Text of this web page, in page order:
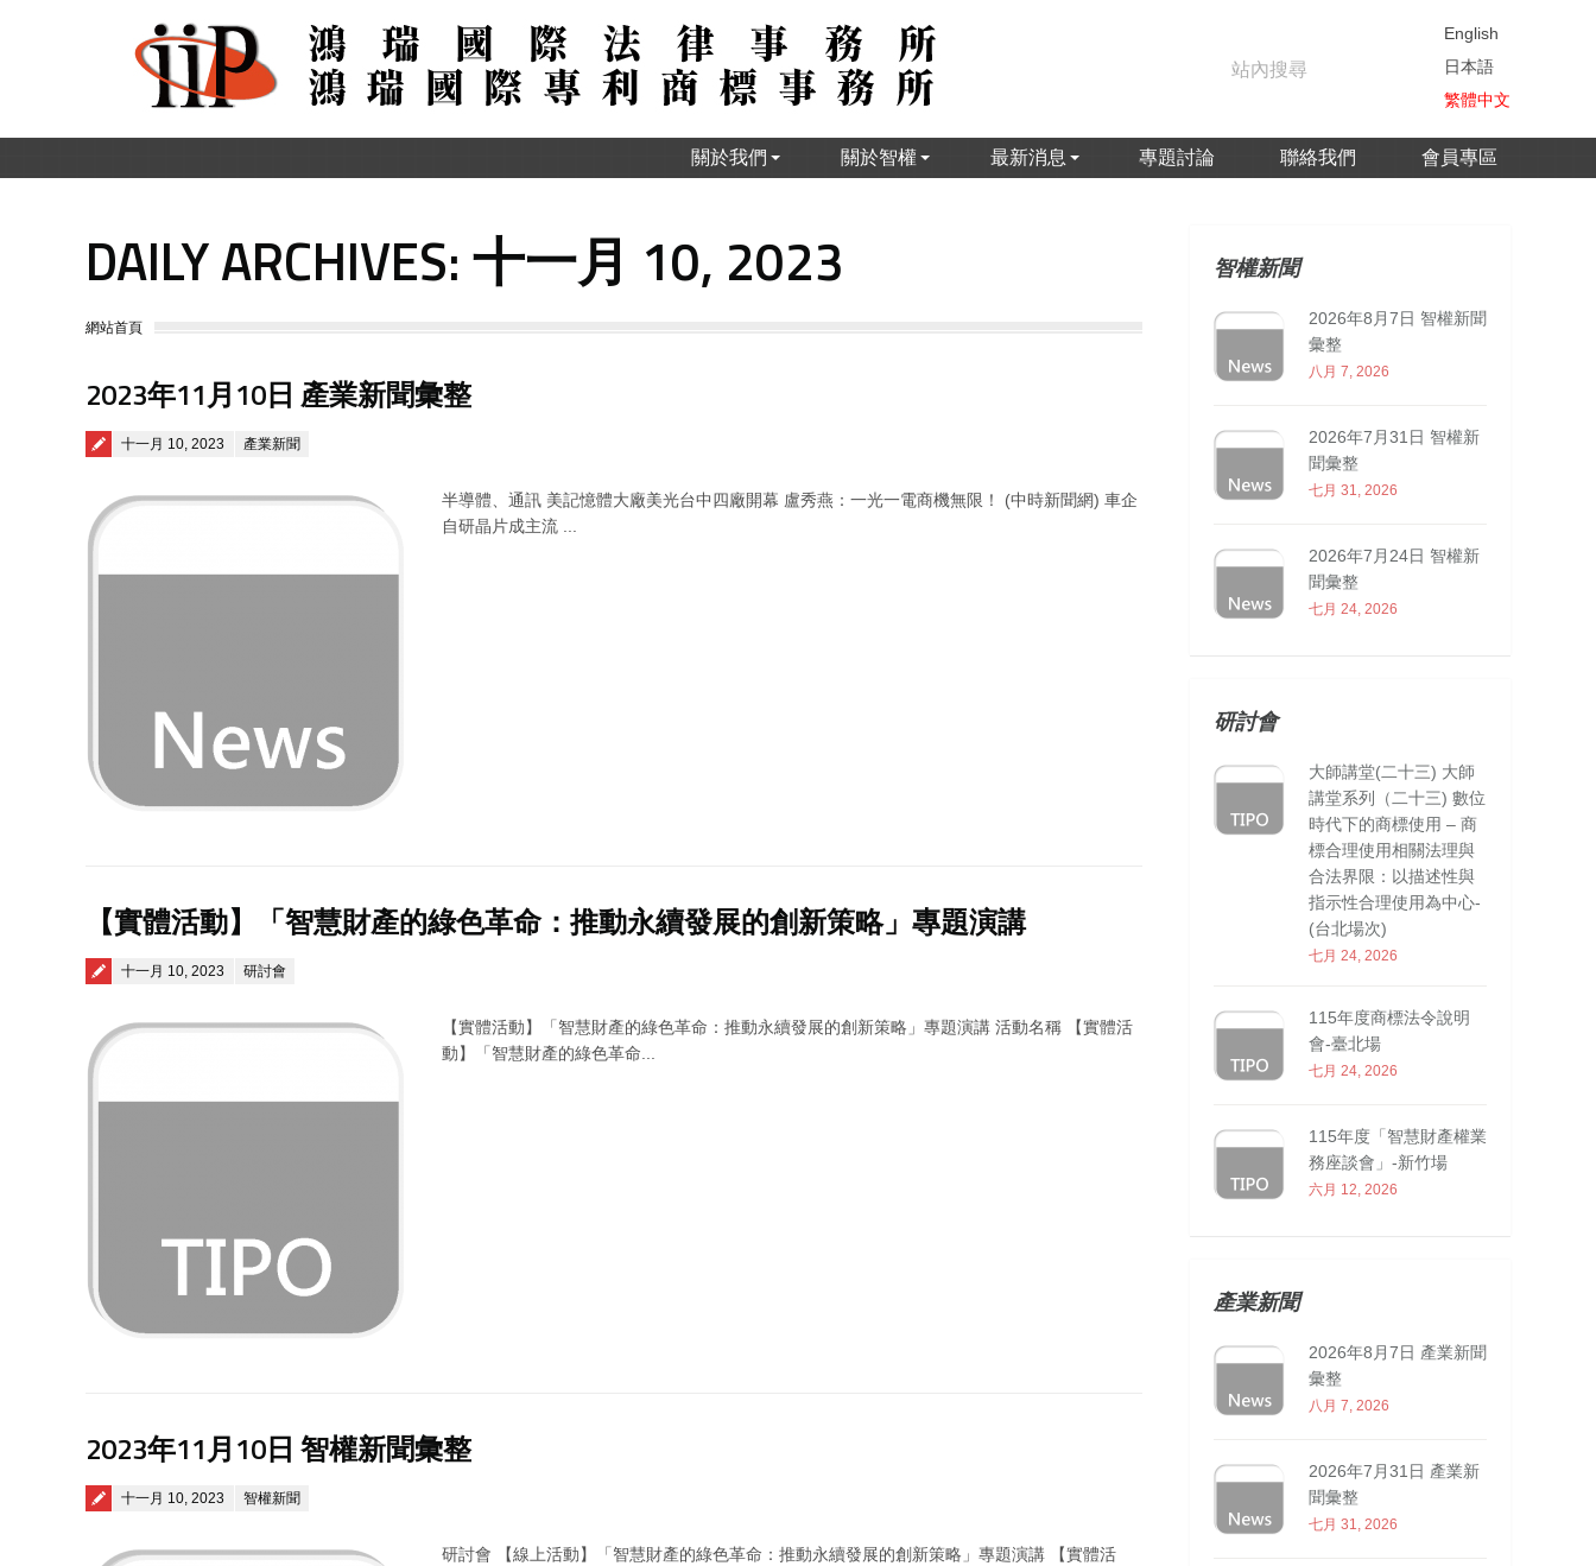
English
日本語
繁體中文
關於我們 關於智權 最新消息 專題討論 聯絡我們 會員專區
DAILY ARCHIVES:十一月 10, 2023
You are here:
網站首頁
2023年11月10日 產業新聞彙整
Posted on
十一月 10, 2023 產業新聞
半導體、通訊 美記憶體大廠美光台中四廠開幕 盧秀燕：一光一電商機無限！ (中時新聞網) 車企
自研晶片成主流 ...
【實體活動】「智慧財產的綠色革命：推動永續發展的創新策略」專題演講
Posted on
十一月 10, 2023 研討會
【實體活動】「智慧財產的綠色革命：推動永續發展的創新策略」專題演講 活動名稱 【實體活
動】「智慧財產的綠色革命...
2023年11月10日 智權新聞彙整
Posted on
十一月 10, 2023 智權新聞
研討會 【線上活動】「智慧財產的綠色革命：推動永續發展的創新策略」專題演講 【實體活
智權新聞
2026年8月7日 智權新聞
彙整
八月 7, 2026
2026年7月31日 智權新
聞彙整
七月 31, 2026
2026年7月24日 智權新
聞彙整
七月 24, 2026
研討會
大師講堂(二十三) 大師
講堂系列（二十三) 數位
時代下的商標使用 – 商
標合理使用相關法理與
合法界限：以描述性與
指示性合理使用為中心-
(台北場次)
七月 24, 2026
115年度商標法令說明
會-臺北場
七月 24, 2026
115年度「智慧財產權業
務座談會」-新竹場
六月 12, 2026
產業新聞
2026年8月7日 產業新聞
彙整
八月 7, 2026
2026年7月31日 產業新
聞彙整
七月 31, 2026